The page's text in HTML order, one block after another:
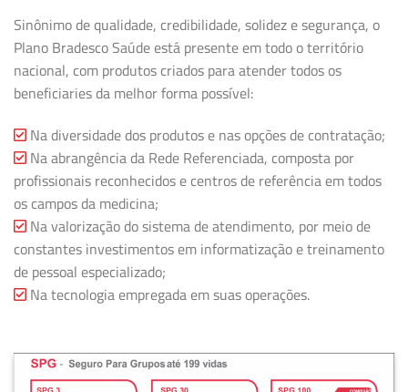
Sinônimo de qualidade, credibilidade, solidez e segurança, o
Plano Bradesco Saúde está presente em todo o território
nacional, com produtos criados para atender todos os
beneficiaries da melhor forma possível:
Na diversidade dos produtos e nas opções de contratação;
Na abrangência da Rede Referenciada, composta por
profissionais reconhecidos e centros de referência em todos
os campos da medicina;
Na valorização do sistema de atendimento, por meio de
constantes investimentos em informatização e treinamento
de pessoal especializado;
Na tecnologia empregada em suas operações.